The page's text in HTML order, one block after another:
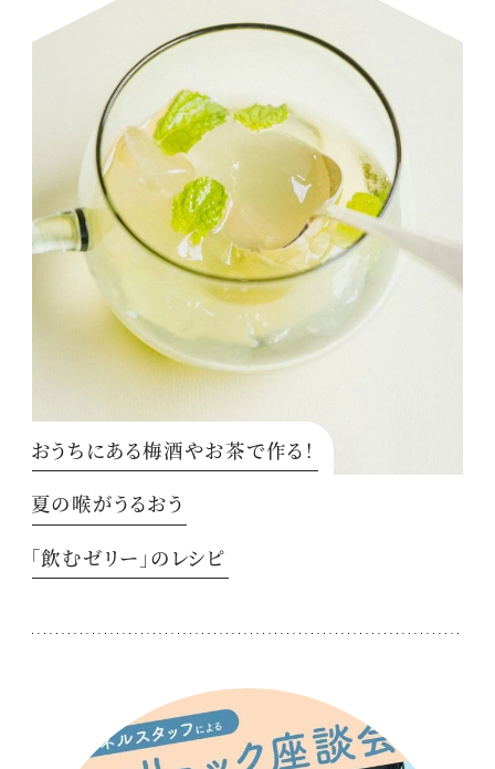
おうちにある梅酒やお茶で作る！
夏の喉がうるおう
「飲むゼリー」のレシピ